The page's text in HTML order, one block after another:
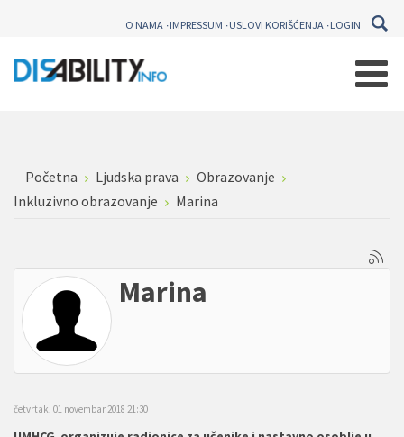
O NAMA IMPRESSUM USLOVI KORIŠĆENJA LOGIN
Početna Ljudska prava
Obrazovanje
Inkluzivno obrazovanje
Marina
Marina
četvrtak, 01 novembar 2018 21:30